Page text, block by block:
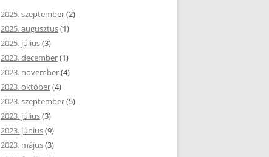
2025. szeptember(2)
2025. augusztus(1)
2025. július(3)
2023. december(1)
2023. november(4)
2023. október(4)
2023. szeptember(5)
2023. július(3)
2023. június(9)
2023. május(3)